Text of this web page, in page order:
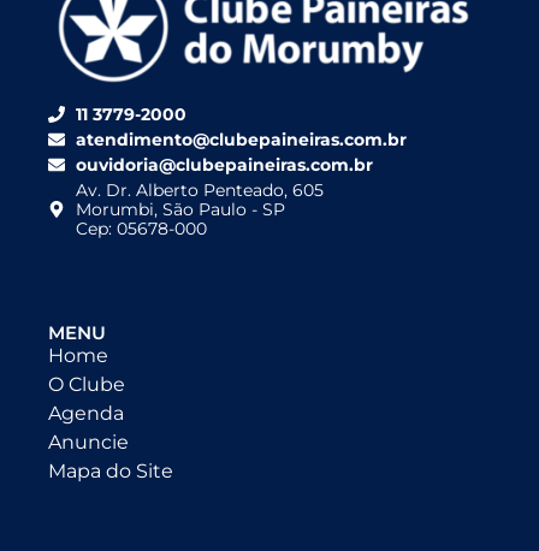
11 3779-2000
atendimento@clubepaineiras.com.br
ouvidoria@clubepaineiras.com.br
Av. Dr. Alberto Penteado, 605
Morumbi, São Paulo - SP
Cep: 05678-000
MENU
Home
O Clube
Agenda
Anuncie
Mapa do Site